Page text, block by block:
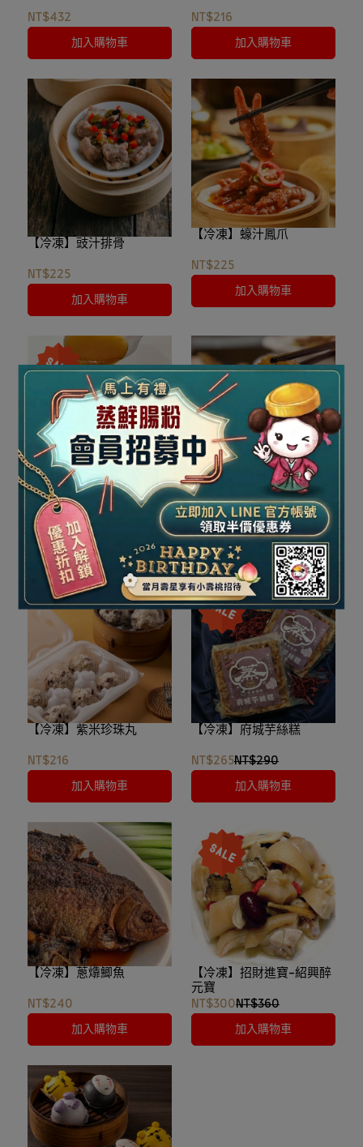
NT$432
加入購物車
NT$216
加入購物車
【冷凍】豉汁排骨
NT$225
加入購物車
【冷凍】蠔汁鳳爪
NT$225
加入購物車
【冷凍】鮑汁花菇鵝掌煲
NT$799 NT$1,240
加入購物車
【冷凍】麻辣牛肚
NT$260
加入購物車
【冷凍】紫米珍珠丸
NT$216
加入購物車
【冷凍】府城芋絲糕
NT$265NT$290
加入購物車
【冷凍】蔥㸆鯽魚
NT$240
加入購物車
【冷凍】招財進寶-紹興醉
元寶
NT$300NT$360
加入購物車